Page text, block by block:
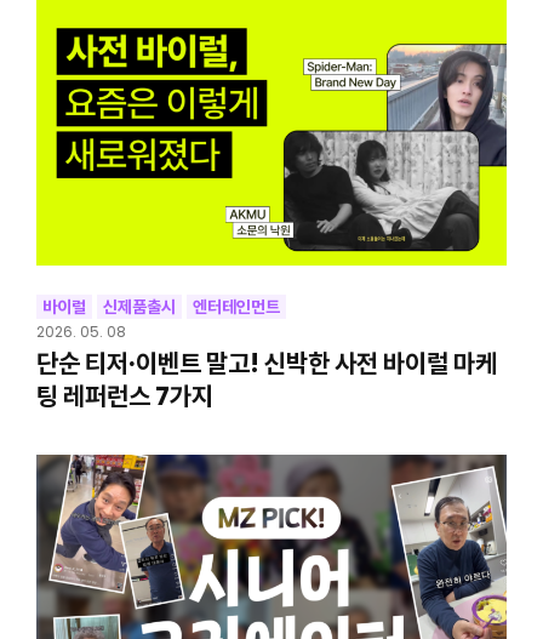
바이럴 신제품출시 엔터테인먼트
2026. 05. 08
단순 티저·이벤트 말고! 신박한 사전 바이럴 마케
팅 레퍼런스 7가지